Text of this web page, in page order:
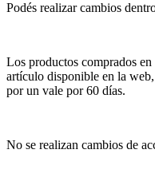
Podés realizar cambios
Los productos comprados
artículo disponible en la
por un vale por 60 días.
No se realizan cambios de